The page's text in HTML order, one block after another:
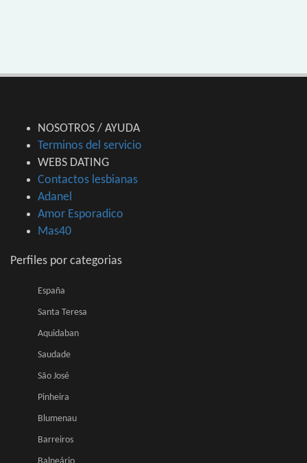
NOSOTROS / AYUDA
Terminos del servicio
WEBS DATING
Contactos lesbianas
Adanel
Amor Esporadico
Mas40
Perfiles por categorias
España
Santa Teresa
Aquidaban
Saudade
São José
Pinheira
Blumenau
Barreiros